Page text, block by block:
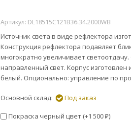
Артикул: DL18515C121B36.34.2000WB
Источник света в виде рефлектора
Конструкция рефлектора подавляет
многократно увеличивает
направленный свет. Корпус
белый. Опционально: управление по
Основной склад: Под заказ
Покраска черный цвет (+1 500 ₽)